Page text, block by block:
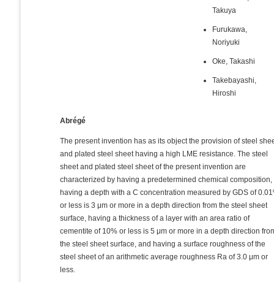
Takuya
Furukawa,
Noriyuki
Oke, Takashi
Takebayashi,
Hiroshi
Abrégé
The present invention has as its object the provision of steel
and plated steel sheet having a high LME resistance. The steel
sheet and plated steel sheet of the present invention are
characterized by having a predetermined chemical composition,
having a depth with a C concentration measured by GDS of
or less is 3 μm or more in a depth direction from the steel sheet
surface, having a thickness of a layer with an area ratio of
cementite of 10% or less is 5 μm or more in a depth direction
the steel sheet surface, and having a surface roughness of the
steel sheet of an arithmetic average roughness Ra of 3.0 μm or
less.